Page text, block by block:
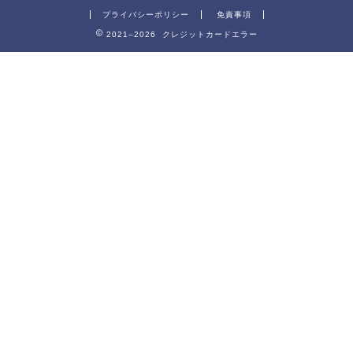
プライバシーポリシー 免責事項
2021–2026 クレジットカードエラー